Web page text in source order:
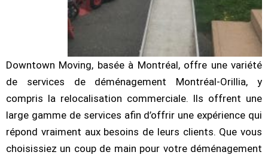
Downtown Moving, basée à Montréal, offre une variété
de services de déménagement Montréal-Orillia, y
compris la relocalisation commerciale. Ils offrent une
large gamme de services afin d’offrir une expérience qui
répond vraiment aux besoins de leurs clients. Que vous
choisissiez un coup de main pour votre déménagement